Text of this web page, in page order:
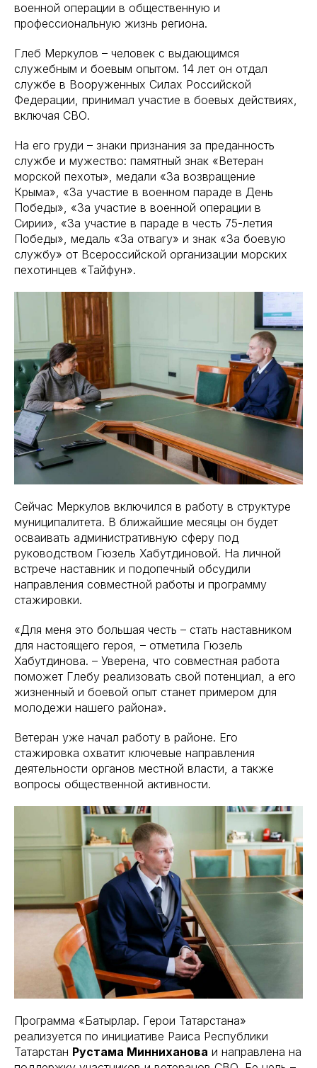
военной операции в общественную и
профессиональную жизнь региона.
Глеб Меркулов – человек с выдающимся
служебным и боевым опытом. 14 лет он отдал
службе в Вооруженных Силах Российской
Федерации, принимал участие в боевых действиях,
включая СВО.
На его груди – знаки признания за преданность
службе и мужество: памятный знак «Ветеран
морской пехоты», медали «За возвращение
Крыма», «За участие в военном параде в День
Победы», «За участие в военной операции в
Сирии», «За участие в параде в честь 75-летия
Победы», медаль «За отвагу» и знак «За боевую
службу» от Всероссийской организации морских
пехотинцев «Тайфун».
Сейчас Меркулов включился в работу в структуре
муниципалитета. В ближайшие месяцы он будет
осваивать административную сферу под
руководством Гюзель Хабутдиновой. На личной
встрече наставник и подопечный обсудили
направления совместной работы и программу
стажировки.
«Для меня это большая честь – стать наставником
для настоящего героя, – отметила Гюзель
Хабутдинова. – Уверена, что совместная работа
поможет Глебу реализовать свой потенциал, а его
жизненный и боевой опыт станет примером для
молодежи нашего района».
Ветеран уже начал работу в районе. Его
стажировка охватит ключевые направления
деятельности органов местной власти, а также
вопросы общественной активности.
Программа «Батырлар. Герои Татарстана»
реализуется по инициативе Раиса Республики
Татарстан Рустама Минниханова и направлена на